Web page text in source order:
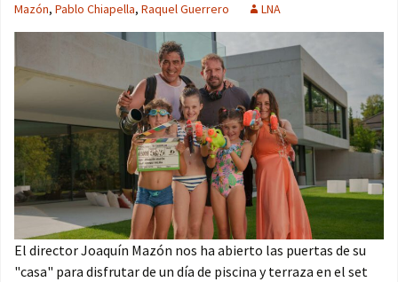
Mazón, Pablo Chiapella, Raquel Guerrero LNA
El director Joaquín Mazón nos ha abierto las puertas de su
"casa" para disfrutar de un día de piscina y terraza en el set